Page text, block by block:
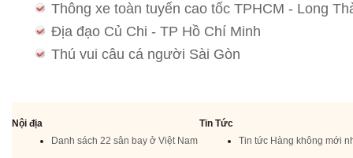
Thông xe toàn tuyến cao tốc TPHCM - Long
Địa đạo Củ Chi - TP Hồ Chí Minh
Thú vui câu cá người Sài Gòn
Nội địa
Danh sách 22 sân bay ở Việt Nam
Tin Tức
Tin tức Hàng không mới